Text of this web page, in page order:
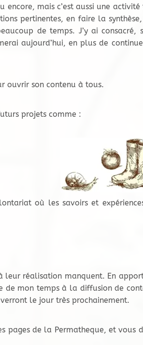
encore, mais c’est aussi une activité
pertinentes, en faire la
de temps. J’y ai consacré,
aujourd’hui, en plus de
ouvrir son contenu à tous.
projets comme :
où les savoirs et
leur réalisation manquent. En
de mon temps à la diffusion de
le jour très prochainement.
pages de la Permatheque, et vous